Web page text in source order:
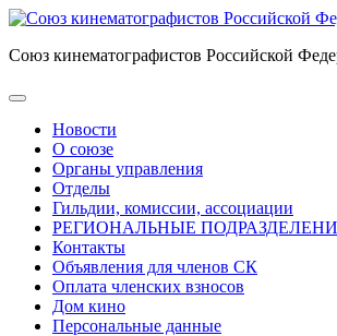
Союз кинематографистов Российской
Новости
О союзе
Органы управления
Отделы
Гильдии, комиссии, ассоциации
РЕГИОНАЛЬНЫЕ
Контакты
Объявления для членов СК
Оплата членских взносов
Дом кино
Персональные данные